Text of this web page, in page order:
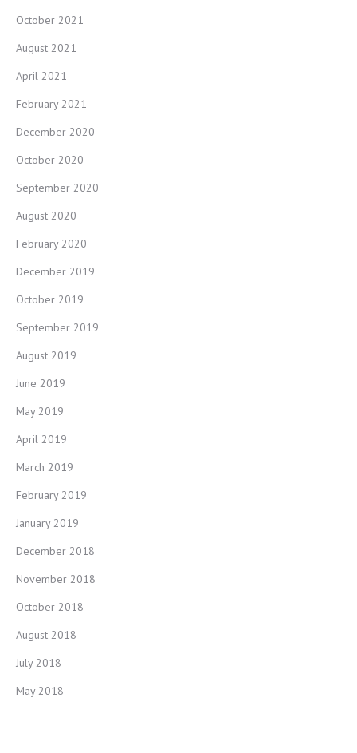
October 2021
August 2021
April 2021
February 2021
December 2020
October 2020
September 2020
August 2020
February 2020
December 2019
October 2019
September 2019
August 2019
June 2019
May 2019
April 2019
March 2019
February 2019
January 2019
December 2018
November 2018
October 2018
August 2018
July 2018
May 2018